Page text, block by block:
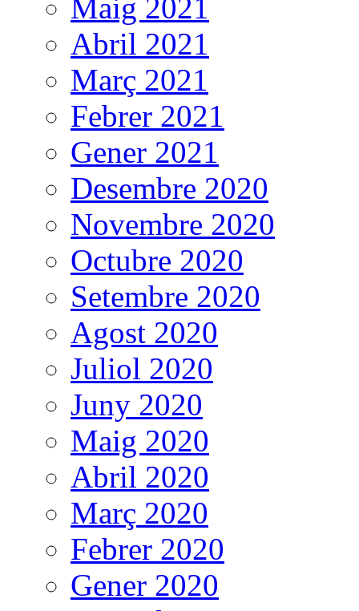
Maig 2021
Abril 2021
Març 2021
Febrer 2021
Gener 2021
Desembre 2020
Novembre 2020
Octubre 2020
Setembre 2020
Agost 2020
Juliol 2020
Juny 2020
Maig 2020
Abril 2020
Març 2020
Febrer 2020
Gener 2020